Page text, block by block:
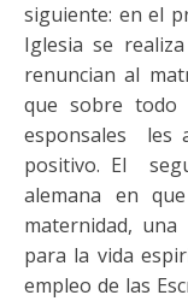
siguiente: en el
Iglesia se
renuncian al
que sobre todo
esponsales les
positivo. El
alemana en
maternidad,
para la vida
empleo de las